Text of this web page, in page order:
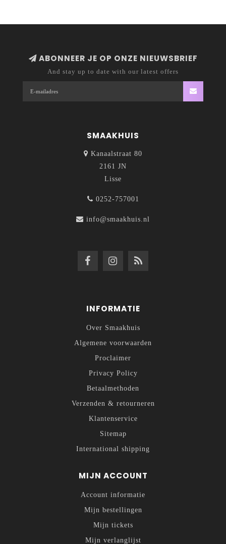
ABONNEER JE OP ONZE NIEUWSBRIEF
And stay up to date with our latest offers
SMAAKHUIS
Kanaalstraat 80
2161 JN
Lisse
0252-757001
info@smaakhuis.nl
INFORMATIE
Over Smaakhuis
Algemene voorwaarden
Proclaimer
Privacy Policy
Betaalmethoden
Verzenden & retourneren
Klantenservice
Sitemap
International shipping
MIJN ACCOUNT
Account informatie
Mijn bestellingen
Mijn tickets
Mijn verlanglijst